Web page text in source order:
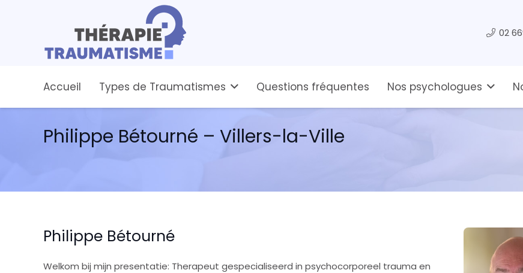
02
Accueil Types de Traumatismes Questions fréquentes Nos psychologues
Philippe Bétourné – Villers-la-Ville
Philippe Bétourné
Welkom bij mijn presentatie: Therapeut gespecialiseerd in psychocorporeel trauma en